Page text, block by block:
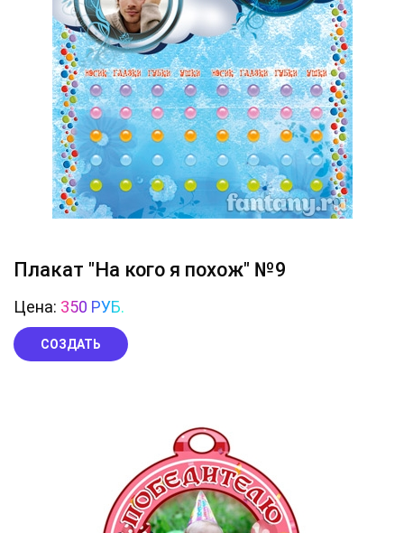
Плакат "На кого я похож" №9
Цена: 350 РУБ.
СОЗДАТЬ